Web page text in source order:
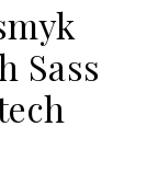
Sass